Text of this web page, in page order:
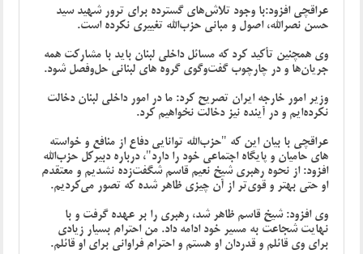
عراقچی افزود:با وجود تلاش‌های گسترده برای ترور شهید سید
حسن نصرالله، اصول و مبانی حزب‌الله تغییری نکرده است.
وی همچنین تأکید کرد که مسائل داخلی لبنان باید با مشارکت همه
جریان‌ها و در چارچوب گفت‌وگوی گروه های لبنانی حل‌وفصل شود.
وزیر امور خارجه ایران تصریح کرد: ما در امور داخلی لبنان دخالت
نکرده‌ایم و در آینده نیز دخالت نخواهیم کرد.
عراقچی با بیان این که "حزب‌الله توانایی دفاع از منافع و خواسته
های حامیان و پایگاه اجتماعی خود را دارد"، درباره دبیرکل حزب‌الله
افزود: از نحوه رهبری شیخ نعیم قاسم شگفت‌زده نشدیم و معتقدم
او حتی بهتر و قوی‌تر از آن چیزی ظاهر شده که تصور می‌کردیم.
وی افزود: شیخ قاسم ظاهر شد، رهبری را بر عهده گرفت و با
نهایت شجاعت به مسیر خود ادامه داد. من احترام بسیار زیادی
برای وی قائلم و قدردان او هستم و احترام فراوانی برای او قائلم.